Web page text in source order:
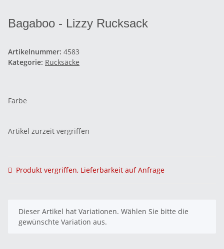
Bagaboo - Lizzy Rucksack
Artikelnummer: 4583
Kategorie: Rucksäcke
Farbe
Artikel zurzeit vergriffen
Produkt vergriffen, Lieferbarkeit auf Anfrage
x
Dieser Artikel hat Variationen. Wählen Sie bitte die
gewünschte Variation aus.